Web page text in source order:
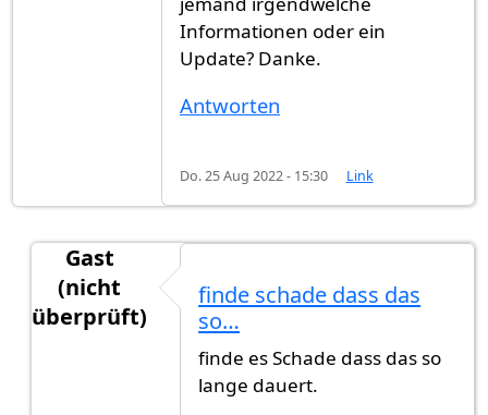
Informationen oder ein
Update? Danke.
Antworten
Do. 25 Aug 2022 - 15:30 Link
Gast
(nicht
überprüft)
finde schade dass das
so…
finde es Schade dass das so
lange dauert.